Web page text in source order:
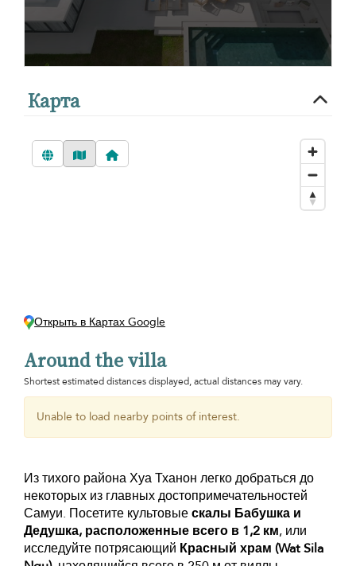
Карта
Открыть в Картах Google
Around the villa
Shortest estimated distances displayed, actual distances may vary.
Unable to load nearby points of interest.
Из тихого района Хуа Тханон легко добраться до
некоторых из главных достопримечательностей
Самуи. Посетите культовыескалы Бабушка и
Дедушка, расположенные всего в 1,2 км, или
исследуйте потрясающий Красный храм (Wat Sila